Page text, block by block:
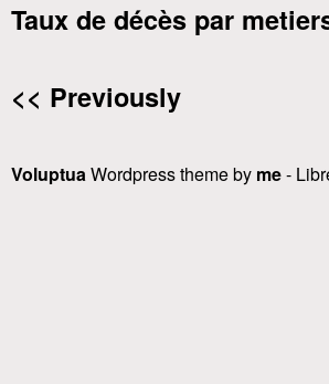
Taux de décès par
<< Previously
VoluptuaWordpress theme by me-